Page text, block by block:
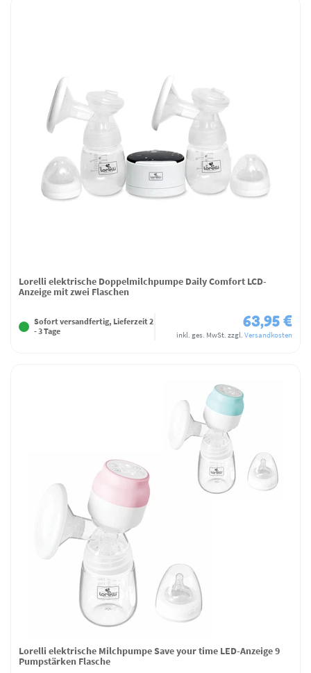
Lorelli elektrische Doppelmilchpumpe Daily Comfort LCD-
Anzeige mit zwei Flaschen
Sofort versandfertig, Lieferzeit 2
- 3 Tage
63,95 €
inkl. ges. MwSt. zzgl. Versandkosten
Lorelli elektrische Milchpumpe Save your time LED-Anzeige 9
Pumpstärken Flasche